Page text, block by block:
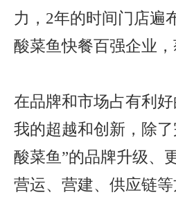
力，2年的时间门店遍
酸菜鱼快餐百强企业，
在品牌和市场占有利
我的超越和创新，除
酸菜鱼”的品牌升级、
营运、营建、供应链